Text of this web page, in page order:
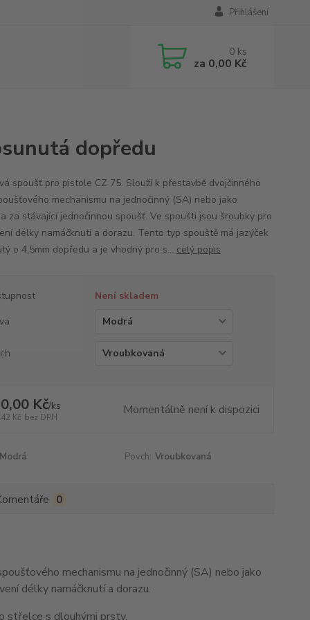
Přihlášení
0 ks
za 0,00 Kč
dopředu
spoušť pro pistole CZ 75. Slouží k přestavbě dvojčinného
mechanismu na jednočinný (SA) nebo jako
za stávající jednočinnou spoušť. Ve spoušti jsou šroubky pro
délky namáčknutí a dorazu. Tento typ spouště má jazýček
o 4,5mm dopředu a je vhodný pro s... celý popis
Není skladem
Kč/ks
Kč bez DPH Momentálně není k dispozici
Povch: Vroubkovaná
0
mechanismu na jednočinný (SA) nebo jako
délky namáčknutí a dorazu.
střelce s dlouhými prsty.